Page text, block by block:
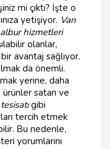
mi çıktı? İşte o
yetişiyor. Van
hizmetleri
olanlar,
avantaj sağlıyor.
da önemli.
yerine, daha
ürünler satan ve
gibi
tercih etmek
Bu nedenle,
yorumlarını